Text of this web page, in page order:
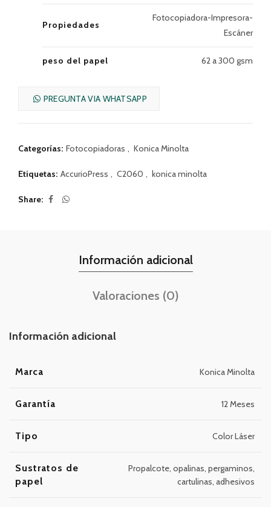
Propiedades
Fotocopiadora-Impresora-
Escáner
peso del papel 62 a 300 gsm
PREGUNTA VIA WHATSAPP
Categorías: Fotocopiadoras , Konica Minolta
Etiquetas: AccurioPress , C2060 , konica minolta
Share
Información adicional
Valoraciones (0)
Información adicional
Marca Konica Minolta
Garantía 12 Meses
Tipo Color Láser
Sustratos de
papel
Propalcote, opalinas, pergaminos,
cartulinas, adhesivos